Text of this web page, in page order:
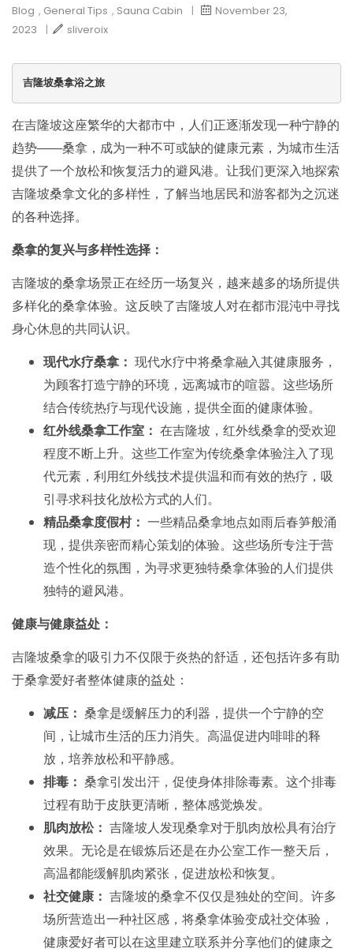
Blog , General Tips , Sauna Cabin |
November 23,
2023
| sliveroix
吉隆坡桑拿浴之旅
在吉隆坡这座繁华的大都市中，人们正逐渐发现一种宁静的
趋势——桑拿，成为一种不可或缺的健康元素，为城市生活
提供了一个放松和恢复活力的避风港。让我们更深入地探索
吉隆坡桑拿文化的多样性，了解当地居民和游客都为之沉迷
的各种选择。
桑拿的复兴与多样性选择：
吉隆坡的桑拿场景正在经历一场复兴，越来越多的场所提供
多样化的桑拿体验。这反映了吉隆坡人对在都市混沌中寻找
身心休息的共同认识。
现代水疗桑拿： 现代水疗中将桑拿融入其健康服务，
为顾客打造宁静的环境，远离城市的喧嚣。这些场所
结合传统热疗与现代设施，提供全面的健康体验。
红外线桑拿工作室： 在吉隆坡，红外线桑拿的受欢迎
程度不断上升。这些工作室为传统桑拿体验注入了现
代元素，利用红外线技术提供温和而有效的热疗，吸
引寻求科技化放松方式的人们。
精品桑拿度假村： 一些精品桑拿地点如雨后春笋般涌
现，提供亲密而精心策划的体验。这些场所专注于营
造个性化的氛围，为寻求更独特桑拿体验的人们提供
独特的避风港。
健康与健康益处：
吉隆坡桑拿的吸引力不仅限于炎热的舒适，还包括许多有助
于桑拿爱好者整体健康的益处：
减压： 桑拿是缓解压力的利器，提供一个宁静的空
间，让城市生活的压力消失。高温促进内啡啡的释
放，培养放松和平静感。
排毒： 桑拿引发出汗，促使身体排除毒素。这个排毒
过程有助于皮肤更清晰，整体感觉焕发。
肌肉放松： 吉隆坡人发现桑拿对于肌肉放松具有治疗
效果。无论是在锻炼后还是在办公室工作一整天后，
高温都能缓解肌肉紧张，促进放松和恢复。
社交健康： 吉隆坡的桑拿不仅仅是独处的空间。许多
场所营造出一种社区感，将桑拿体验变成社交体验，
健康爱好者可以在这里建立联系并分享他们的健康之